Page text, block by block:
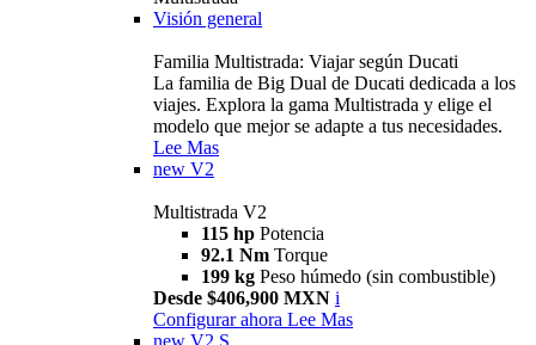
Visión general
Familia Multistrada: Viajar según Ducati
La familia de Big Dual de Ducati dedicada a los
viajes. Explora la gama Multistrada y elige el
modelo que mejor se adapte a tus necesidades.
Lee Mas
new V2
Multistrada V2
115 hp Potencia
92.1 Nm Torque
199 kg Peso húmedo (sin combustible)
Desde $406,900 MXN i
Configurar ahora Lee Mas